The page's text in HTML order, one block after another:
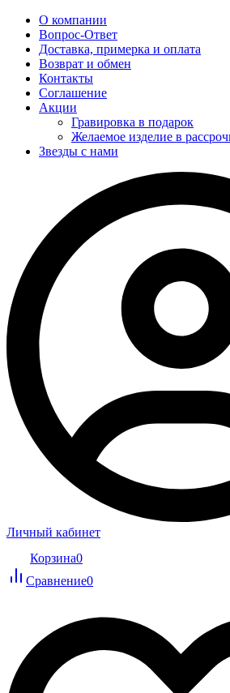
О компании
Вопрос-Ответ
Доставка, примерка и оплата
Возврат и обмен
Контакты
Соглашение
Акции
Гравировка в подарок
Желаемое изделие в
Звезды с нами
Личный кабинет
Корзина0
Сравнение0